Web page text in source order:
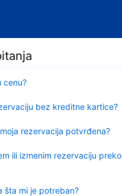
cenu?
bez kreditne kartice?
rezervacija potvrđena?
ili izmenim rezervaciju preko
šta mi je potreban?